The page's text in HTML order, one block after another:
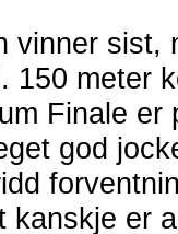
vinner sist,
150 meter
Finale er
god
kanskje er